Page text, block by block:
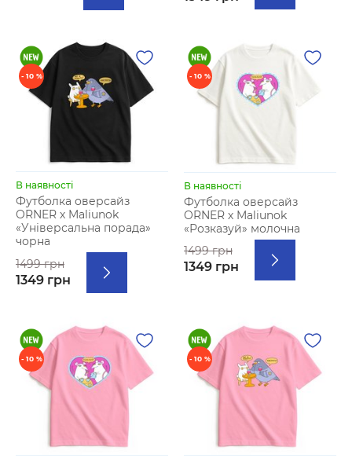
- 10 %
В наявності
Футболка оверсайз
ORNER х Maliunok
«Універсальна порада»
чорна
1499 грн
1349 грн
- 10 %
В наявності
Футболка оверсайз
ORNER х Maliunok
«Розказуй» молочна
1499 грн
1349 грн
- 10 % - 10 %